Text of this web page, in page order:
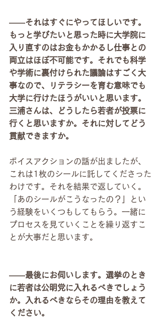
――それはすぐにやってほしいです。
もっと学びたいと思った時に大学院に
入り直すのはお金もかかるし仕事との
両立はほぼ不可能です。それでも科学
や学術に裏付けられた議論はすごく大
事なので、リテラシーを育む意味でも
大学に行けたほうがいいと思います。
三浦さんは、どうしたら若者が投票に
行くと思いますか。それに対してどう
貢献できますか。
ボイスアクションの話が出ましたが、
これは1枚のシールに託してくださった
わけです。それを結果で返していく。
「あのシールがこうなったの？」とい
う経験をいくつもしてもらう。一緒に
プロセスを見ていくことを繰り返すこ
とが大事だと思います。
――最後にお伺いします。選挙のとき
に若者は公明党に入れるべきでしょう
か。入れるべきならその理由を教えて
ください。